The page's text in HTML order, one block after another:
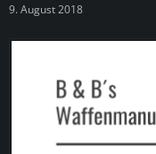
9. August 2018